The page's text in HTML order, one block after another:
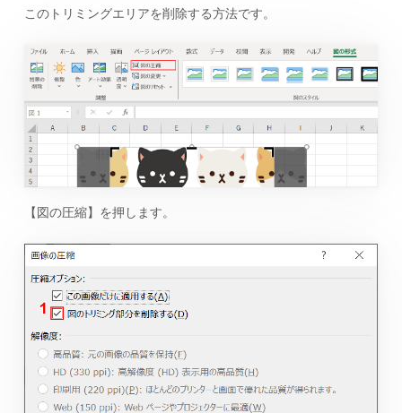
このトリミングエリアを削除する方法です。
【図の圧縮】を押します。